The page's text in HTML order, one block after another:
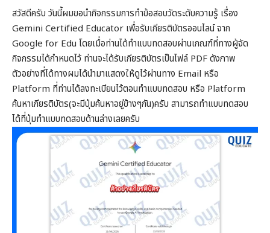
สวัสดีครับ วันนี้ผมขอนำกิจกรรมการทำข้อสอบวัดระดับความรู้ เรื่อง
Gemini Certified Educator เพื่อรับเกียรติบัตรออนไลน์ จาก
Google for Edu โดยเมื่อท่านได้ทำแบบทดสอบผ่านเกณฑ์ที่ทางผู้จัด
กิจกรรมได้กำหนดไว้ ท่านจะได้รับเกียรติบัตรเป็นไฟล์ PDF ดังภาพ
ตัวอย่างที่ได้ทางผมได้นำมาแสดงให้ดูไว้ผ่านทาง Email หรือ
Platform ที่ท่านได้ลงทะเบียนไว้ตอนทำแบบทดสอบ หรือ Platform
ค้นหาเกียรติบัตร(จะมีปุ่มค้นหาอยู่ข้างๆกัน)ครับ สามารถทำแบบทดสอบ
ได้ที่ปุ่มทำแบบทดสอบด้านล่างเลยครับ